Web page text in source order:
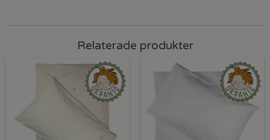
Relaterade produkter